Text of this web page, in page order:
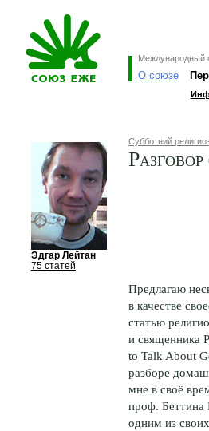
Международный
О союзе
Эдгар Лейтан
75 статей
Субботний
Предлагаю
в качестве
статью
и священника
to Talk About
разборе
мне в своё
проф.
одним из